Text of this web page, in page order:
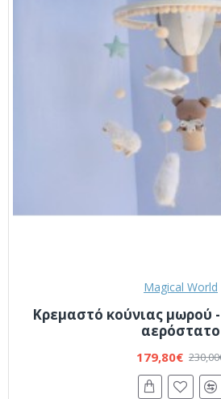
Magical World
Κρεμαστό κούνιας μωρού
αερόστατο
179,80€